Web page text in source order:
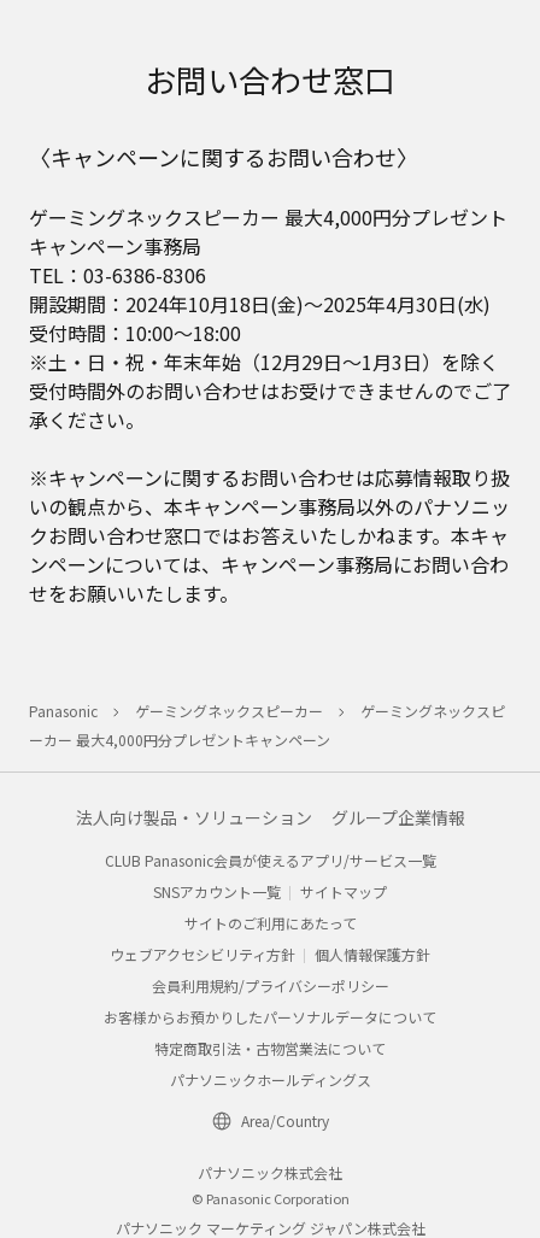
お問い合わせ窓口
〈キャンペーンに関するお問い合わせ〉
ゲーミングネックスピーカー 最大4,000円分プレゼント
キャンペーン事務局
TEL：03-6386-8306
開設期間：2024年10月18日(金)～2025年4月30日(水)
受付時間：10:00～18:00
※土・日・祝・年末年始（12月29日～1月3日）を除く
受付時間外のお問い合わせはお受けできませんのでご了
承ください。
※キャンペーンに関するお問い合わせは応募情報取り扱
いの観点から、本キャンペーン事務局以外のパナソニッ
クお問い合わせ窓口ではお答えいたしかねます。本キャ
ンペーンについては、キャンペーン事務局にお問い合わ
せをお願いいたします。
Panasonic ゲーミングネックスピーカー
ゲーミングネックスピ
ーカー 最大4,000円分プレゼントキャンペーン
法人向け製品・ソリューション グループ企業情報
CLUB Panasonic会員が使えるアプリ/サービス一覧
SNSアカウント一覧
サイトマップ
サイトのご利用にあたって
ウェブアクセシビリティ方針
個人情報保護方針
会員利用規約/プライバシーポリシー
お客様からお預かりしたパーソナルデータについて
特定商取引法・古物営業法について
パナソニックホールディングス
Area/Country
パナソニック株式会社
© Panasonic Corporation
パナソニック マーケティング ジャパン株式会社